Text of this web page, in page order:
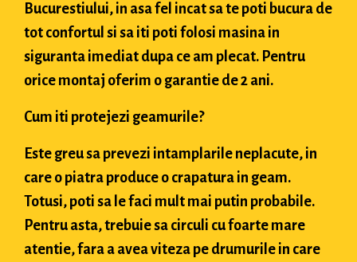
Bucurestiului, in asa fel incat sa te poti bucura de
tot confortul si sa iti poti folosi masina in
siguranta imediat dupa ce am plecat. Pentru
orice montaj oferim o garantie de 2 ani.
Cum iti protejezi geamurile?
Este greu sa prevezi intamplarile neplacute, in
care o piatra produce o crapatura in geam.
Totusi, poti sa le faci mult mai putin probabile.
Pentru asta, trebuie sa circuli cu foarte mare
atentie, fara a avea viteza pe drumurile in care